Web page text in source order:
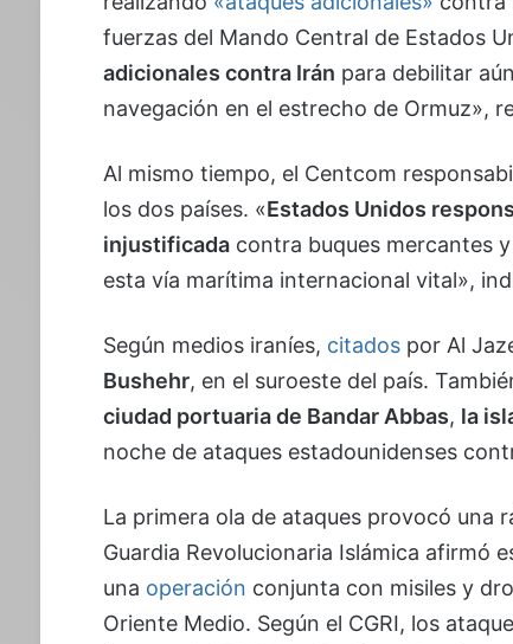
fuerzas del Mando Central de Estados
adicionales contra Irán para debilitar
navegación en el estrecho de Ormuz»,
Al mismo tiempo, el Centcom
los dos países. «Estados Unidos
injustificadacontra buques mercantes
esta vía marítima internacional vital»,
Según medios iraníes, citadospor Al
Bushehr, en el suroeste del país.
ciudad portuaria de Bandar Abbas, la
noche de ataques estadounidenses
La primera ola de ataques provocó una
Guardia Revolucionaria Islámica afirmó
una operación conjunta con misiles y
Oriente Medio. Según el CGRI, los